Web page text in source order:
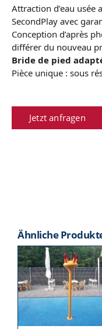
Attraction d’eau usée
SecondPlay avec
Conception d’après
différer du nouveau
Bride de pied
Pièce unique : sous
Jetzt anfragen
Ähnliche